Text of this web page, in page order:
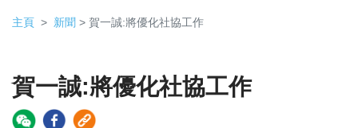
主頁 新聞 > 賀一誠:將優化社協工作
賀一誠:將優化社協工作